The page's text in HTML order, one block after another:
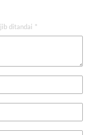
ditandai *